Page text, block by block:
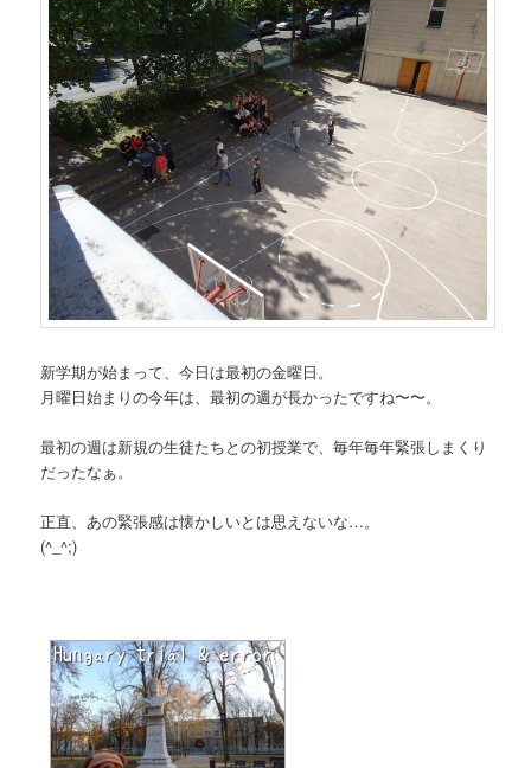
ン
ツ
へ
移
動
ツ
へ
移
動
新学期が始まって、今日は最初の金曜日。
月曜日始まりの今年は、最初の週が長かったですね〜〜。
最初の週は新規の生徒たちとの初授業で、毎年毎年緊張しまくり
だったなぁ。
正直、あの緊張感は懐かしいとは思えないな…。
(^_^;)